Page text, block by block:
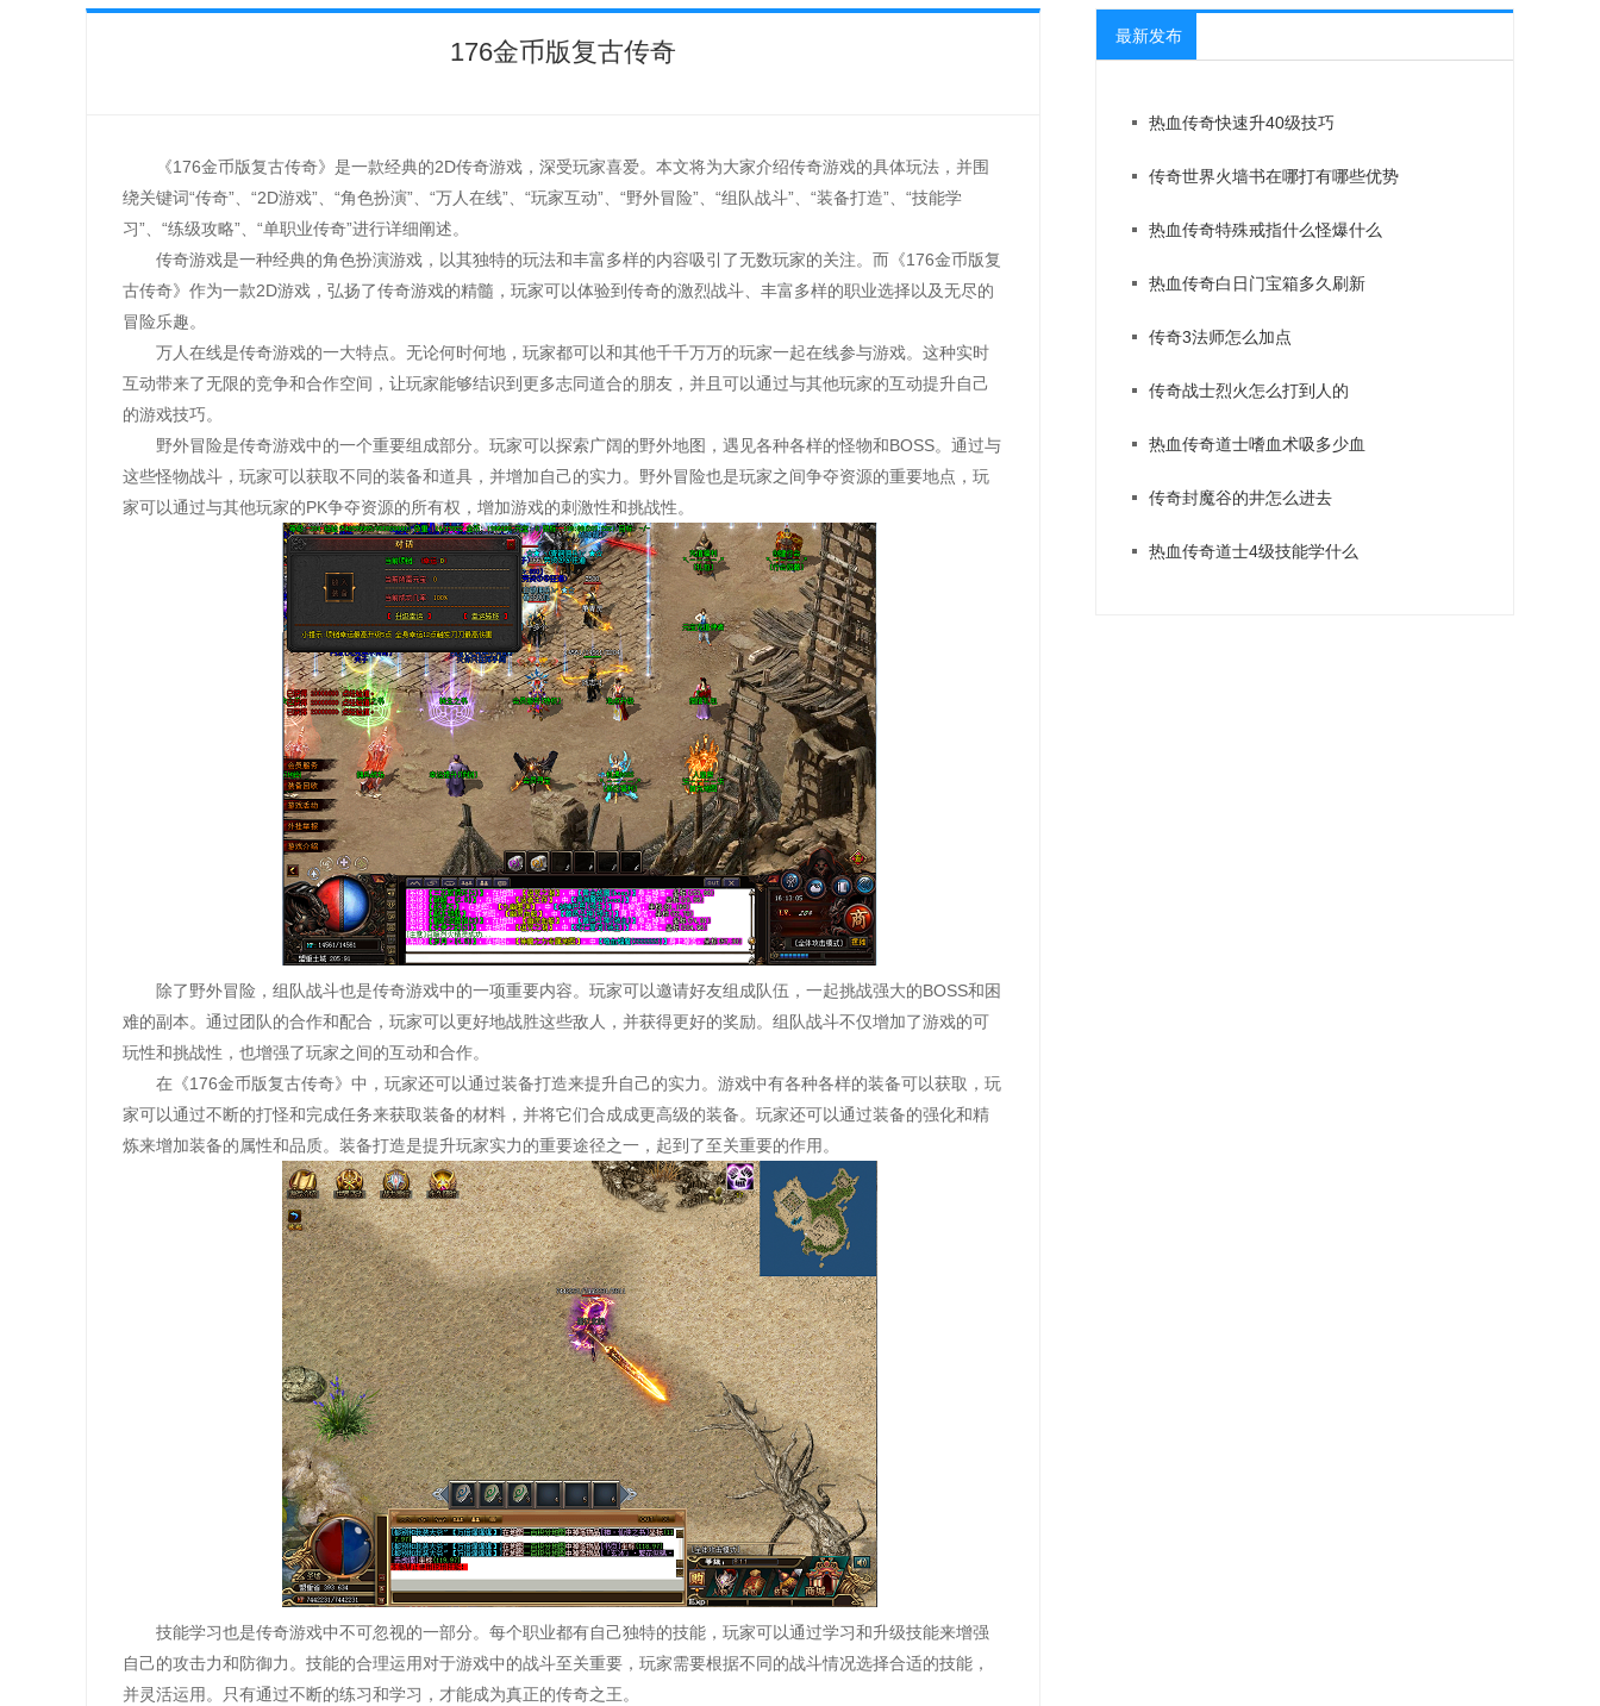
176金币版复古传奇
《176金币版复古传奇》是一款经典的2D传奇游戏，深受玩家喜爱。本文将为大家介绍传奇游戏的具体玩法，并围
绕关键词“传奇”、“2D游戏”、“角色扮演”、“万人在线”、“玩家互动”、“野外冒险”、“组队战斗”、“装备打造”、“技能学
习”、“练级攻略”、“单职业传奇”进行详细阐述。
传奇游戏是一种经典的角色扮演游戏，以其独特的玩法和丰富多样的内容吸引了无数玩家的关注。而《176金币版复
古传奇》作为一款2D游戏，弘扬了传奇游戏的精髓，玩家可以体验到传奇的激烈战斗、丰富多样的职业选择以及无尽的
冒险乐趣。
万人在线是传奇游戏的一大特点。无论何时何地，玩家都可以和其他千千万万的玩家一起在线参与游戏。这种实时
互动带来了无限的竞争和合作空间，让玩家能够结识到更多志同道合的朋友，并且可以通过与其他玩家的互动提升自己
的游戏技巧。
野外冒险是传奇游戏中的一个重要组成部分。玩家可以探索广阔的野外地图，遇见各种各样的怪物和BOSS。通过与
这些怪物战斗，玩家可以获取不同的装备和道具，并增加自己的实力。野外冒险也是玩家之间争夺资源的重要地点，玩
家可以通过与其他玩家的PK争夺资源的所有权，增加游戏的刺激性和挑战性。
除了野外冒险，组队战斗也是传奇游戏中的一项重要内容。玩家可以邀请好友组成队伍，一起挑战强大的BOSS和困
难的副本。通过团队的合作和配合，玩家可以更好地战胜这些敌人，并获得更好的奖励。组队战斗不仅增加了游戏的可
玩性和挑战性，也增强了玩家之间的互动和合作。
在《176金币版复古传奇》中，玩家还可以通过装备打造来提升自己的实力。游戏中有各种各样的装备可以获取，玩
家可以通过不断的打怪和完成任务来获取装备的材料，并将它们合成成更高级的装备。玩家还可以通过装备的强化和精
炼来增加装备的属性和品质。装备打造是提升玩家实力的重要途径之一，起到了至关重要的作用。
技能学习也是传奇游戏中不可忽视的一部分。每个职业都有自己独特的技能，玩家可以通过学习和升级技能来增强
自己的攻击力和防御力。技能的合理运用对于游戏中的战斗至关重要，玩家需要根据不同的战斗情况选择合适的技能，
并灵活运用。只有通过不断的练习和学习，才能成为真正的传奇之王。
最新发布
热血传奇快速升40级技巧
传奇世界火墙书在哪打有哪些优势
热血传奇特殊戒指什么怪爆什么
热血传奇白日门宝箱多久刷新
传奇3法师怎么加点
传奇战士烈火怎么打到人的
热血传奇道士嗜血术吸多少血
传奇封魔谷的井怎么进去
热血传奇道士4级技能学什么